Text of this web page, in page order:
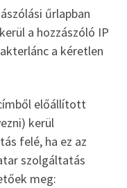
űrlapban
a hozzászóló IP
a kéretlen
előállított
kerül
felé, ha ez az
szolgáltatás
meg: